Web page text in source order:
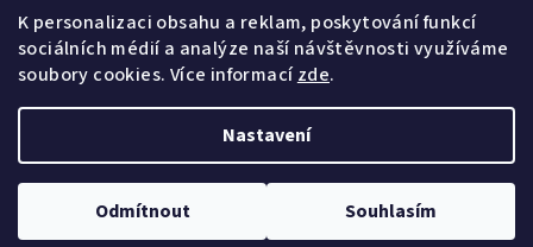
K personalizaci obsahu a reklam, poskytování funkcí
sociálních médií a analýze naší návštěvnosti využíváme
soubory cookies. Více informacízde.
Nastavení
Odmítnout Souhlasím
Sledovat na Instagramu
Upravit nastavení cookies
Vytvořil Shoptet